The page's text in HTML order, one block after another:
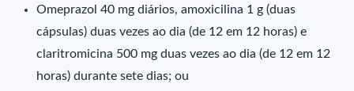
Omeprazol 40 mg diários, amoxicilina 1 g (duas
cápsulas) duas vezes ao dia (de 12 em 12 horas) e
claritromicina 500 mg duas vezes ao dia (de 12 em 12
horas) durante sete dias; ou